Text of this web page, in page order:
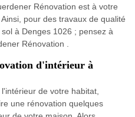
Rénovation est à votre
pour des travaux de qualité
à Denges 1026 ; pensez à
Rénovation .
d'intérieur à
de votre habitat,
une rénovation quelques